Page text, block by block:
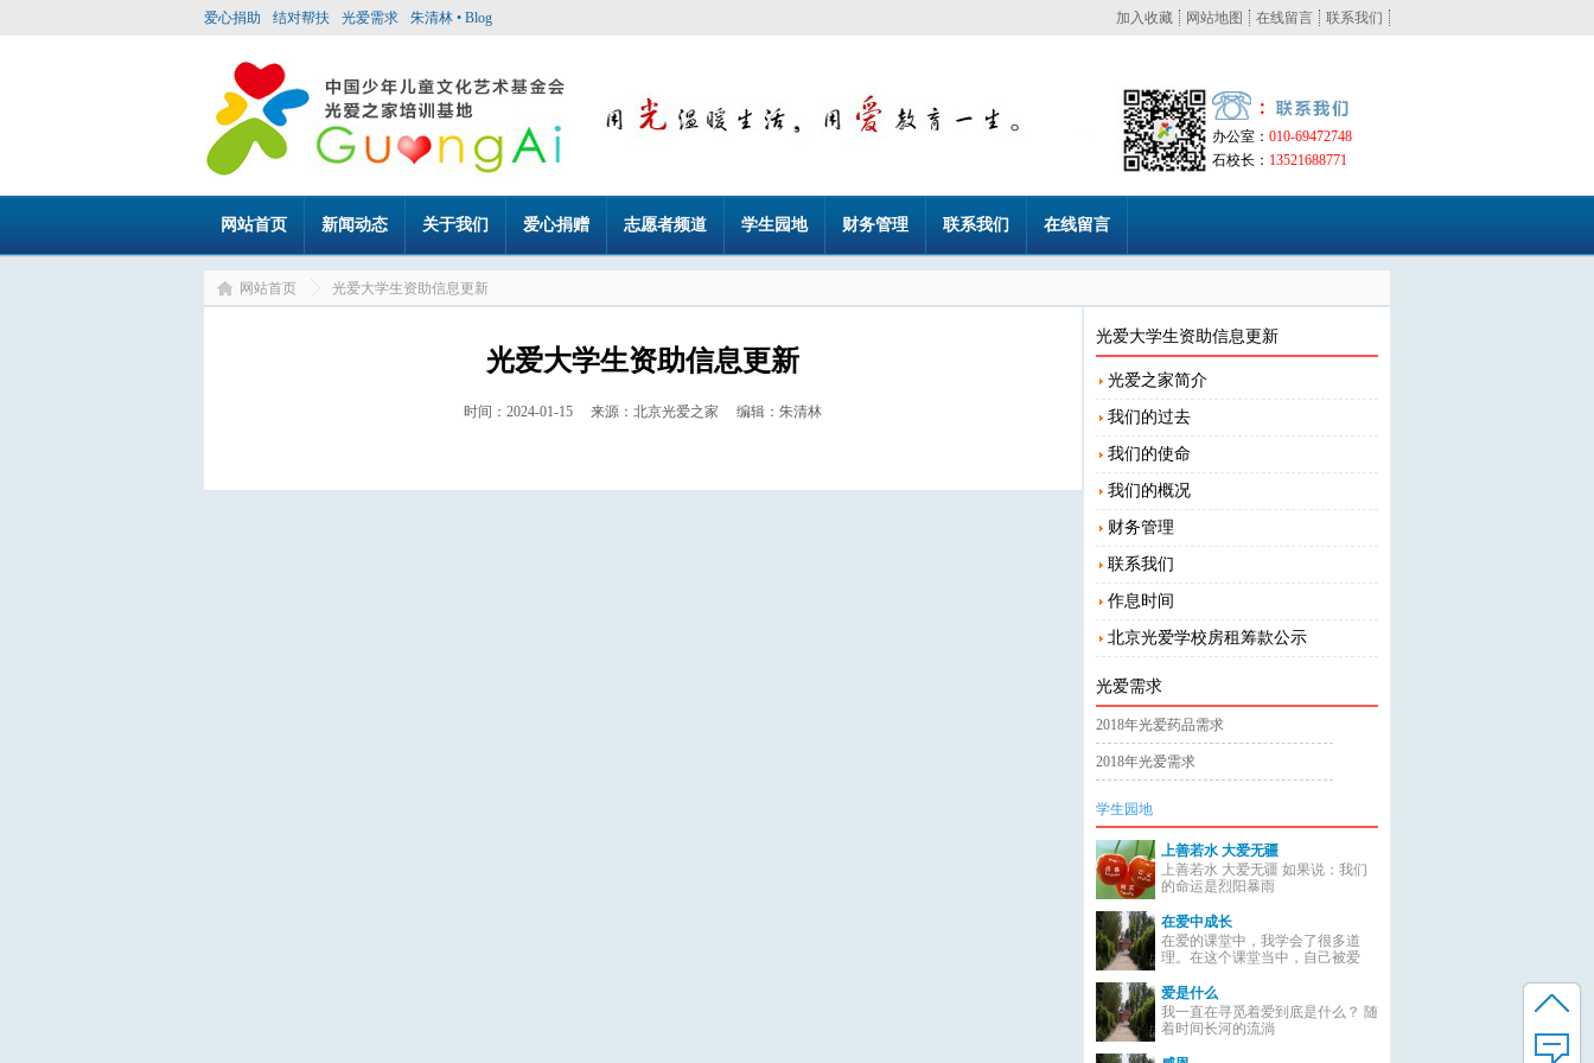
爱心捐助 结对帮扶 光爱需求 朱清林 • Blog 联系我们
在线留言
网站地图
加入收藏
办公室： 010-69472748
石校长： 13521688771
网站首页 新闻动态 关于我们 爱心捐赠 志愿者频道 学生园地 财务管理 联系我们 在线留言
网站首页 光爱大学生资助信息更新
光爱大学生资助信息更新
时间：2024-01-15 来源：北京光爱之家 编辑：朱清林
光爱大学生资助信息更新
光爱之家简介
我们的过去
我们的使命
我们的概况
财务管理
联系我们
作息时间
北京光爱学校房租筹款公示
光爱需求
2018年光爱药品需求
2018年光爱需求
学生园地
上善若水 大爱无疆
上善若水 大爱无疆 如果说：我们
的命运是烈阳暴雨
在爱中成长
在爱的课堂中，我学会了很多道
理。在这个课堂当中，自己被爱
爱是什么
我一直在寻觅着爱到底是什么？ 随
着时间长河的流淌